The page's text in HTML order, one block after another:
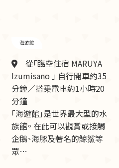
海遊館
從「臨空住宿 MARUYA
Izumisano 」 自行開車約35
分鐘／搭乗電車約1小時20
分鐘
「海遊館」是世界最大型的水
族館。 在此可以觀賞或接觸
企鵝、海豚及著名的鯨鯊等
眾…